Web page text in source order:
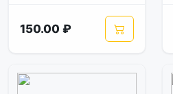
150.00 ₽